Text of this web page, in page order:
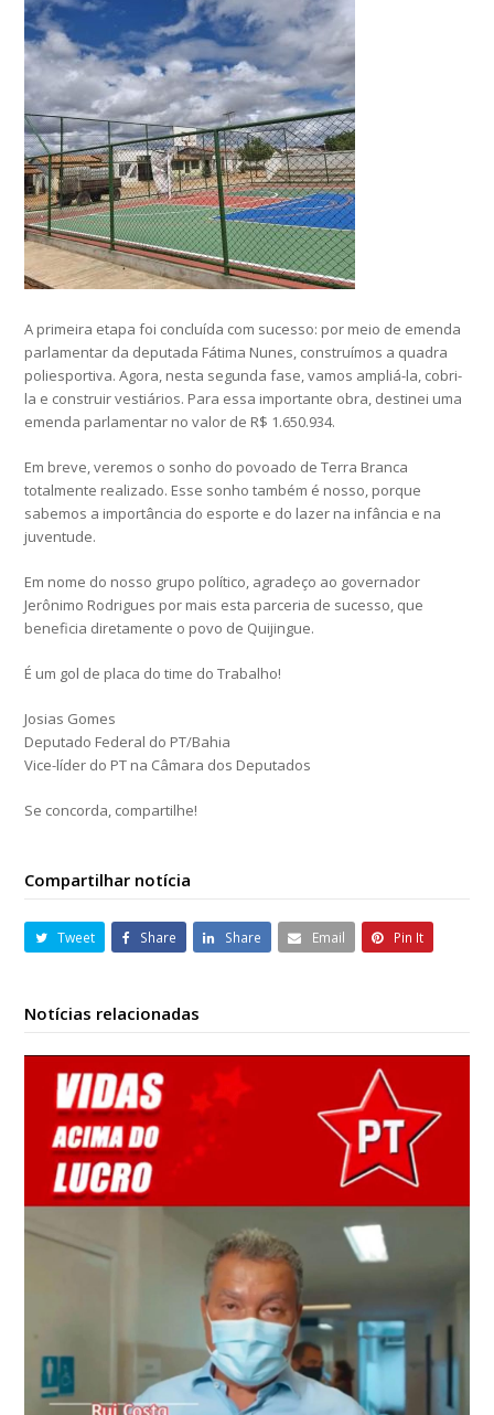
A primeira etapa foi concluída com sucesso: por meio de emenda
parlamentar da deputada Fátima Nunes, construímos a quadra
poliesportiva. Agora, nesta segunda fase, vamos ampliá-la, cobri-
la e construir vestiários. Para essa importante obra, destinei uma
emenda parlamentar no valor de R$ 1.650.934.
Em breve, veremos o sonho do povoado de Terra Branca
totalmente realizado. Esse sonho também é nosso, porque
sabemos a importância do esporte e do lazer na infância e na
juventude.
Em nome do nosso grupo político, agradeço ao governador
Jerônimo Rodrigues por mais esta parceria de sucesso, que
beneficia diretamente o povo de Quijingue.
É um gol de placa do time do Trabalho!
Josias Gomes
Deputado Federal do PT/Bahia
Vice-líder do PT na Câmara dos Deputados
Se concorda, compartilhe!
Compartilhar notícia
Tweet Share Share Email Pin It
Notícias relacionadas